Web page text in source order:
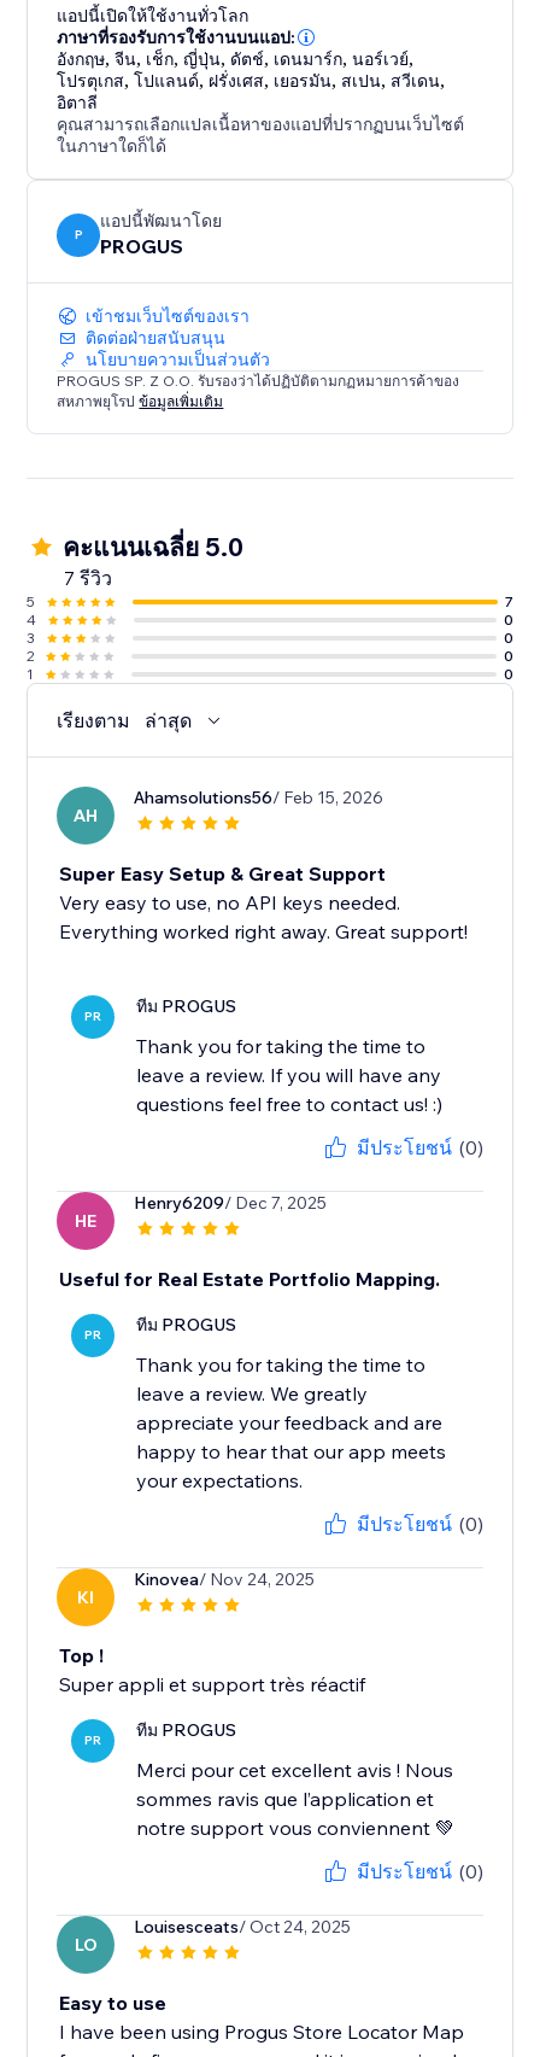
แอปนี้เปิดให้ใช้งานทั่วโลก
ภาษาที่รองรับการใช้งานบนแอป:
อังกฤษ,จีน, เช็ก,ญี่ปุ่น, ดัตช์, เดนมาร์ก,นอร์เวย์,
โปรตุเกส,โปแลนด์, ฝรั่งเศส, เยอรมัน, สเปน, สวีเดน,
อิตาลี
คุณสามารถเลือกแปลเนื้อหาของแอปที่ปรากฏบนเว็บไซต์
ในภาษาใดก็ได้
P
แอปนี้พัฒนาโดย
PROGUS
เข้าชมเว็บไซต์ของเรา
ติดต่อฝ่ายสนับสนุน
นโยบายความเป็นส่วนตัว
PROGUS SP. Z O.O. รับรองว่าได้ปฏิบัติตามกฏหมายการค้าของ
สหภาพยุโรปข้อมูลเพิ่มเติม
คะแนนเฉลี่ย 5.0
7 รีวิว
5
7
4
0
3
0
2
0
1
0
เรียงตาม ล่าสุด
AH
Ahamsolutions56/ Feb 15, 2026
Super Easy Setup & Great Support
Very easy to use, no API keys needed.
Everything worked right away. Great support!
PR ทีม PROGUS
Thank you for taking the time to
leave a review. If you will have any
questions feel free to contact us! :)
มีประโยชน์ (0)
HE
Henry6209/ Dec 7, 2025
Useful for Real Estate Portfolio Mapping.
PR ทีม PROGUS
Thank you for taking the time to
leave a review. We greatly
appreciate your feedback and are
happy to hear that our app meets
your expectations.
มีประโยชน์ (0)
KI
Kinovea/ Nov 24, 2025
Top !
Super appli et support très réactif
PR ทีม PROGUS
Merci pour cet excellent avis ! Nous
sommes ravis que l’application et
notre support vous conviennent 💚
มีประโยชน์ (0)
LO
Louisesceats/ Oct 24, 2025
Easy to use
I have been using Progus Store Locator Map